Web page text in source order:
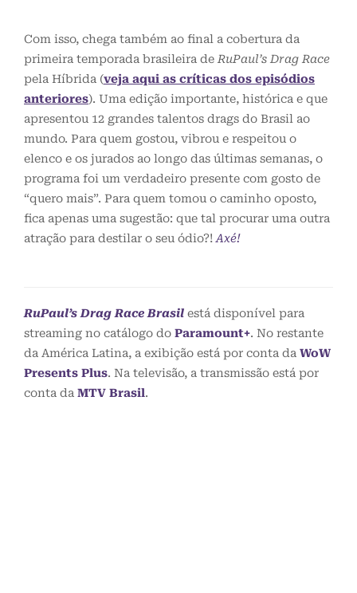
Com isso, chega também ao final a cobertura da
primeira temporada brasileira de RuPaul’s Drag Race
pela Híbrida (veja aqui as críticas dos episódios
anteriores). Uma edição importante, histórica e que
apresentou 12 grandes talentos drags do Brasil ao
mundo. Para quem gostou, vibrou e respeitou o
elenco e os jurados ao longo das últimas semanas, o
programa foi um verdadeiro presente com gosto de
“quero mais”. Para quem tomou o caminho oposto,
fica apenas uma sugestão: que tal procurar uma outra
atração para destilar o seu ódio?!Axé!
RuPaul’s Drag Race Brasil está disponível para
streaming no catálogo do Paramount+. No restante
da América Latina, a exibição está por conta da WoW
Presents Plus. Na televisão, a transmissão está por
conta da MTV Brasil.